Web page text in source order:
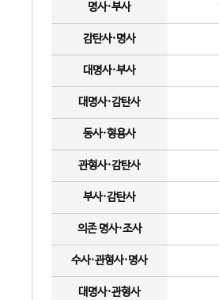
명사·부사
감탄사·명사
대명사·부사
대명사·감탄사
동사·형용사
관형사·감탄사
부사·감탄사
의존 명사·조사
수사·관형사·명사
대명사·관형사